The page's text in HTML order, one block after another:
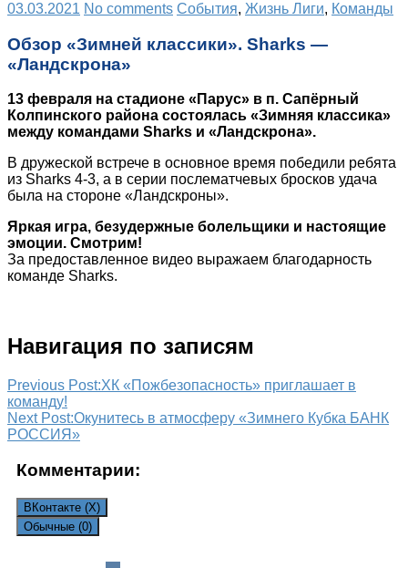
03.03.2021 No comments Cобытия, Жизнь Лиги, Команды
Обзор «Зимней классики». Sharks —
«Ландскрона»
13 февраля на стадионе «Парус» в п. Сапёрный
Колпинского района состоялась «Зимняя классика»
между командами Sharks и «Ландскрона».
В дружеской встрече в основное время победили ребята
из Sharks 4-3, а в серии послематчевых бросков удача
была на стороне «Ландскроны».
Яркая игра, безудержные болельщики и настоящие
эмоции. Смотрим!
За предоставленное видео выражаем благодарность
команде Sharks.
Навигация по записям
Previous Post:ХК «Пожбезопасность» приглашает в
команду!
Next Post:Окунитесь в атмосферу «Зимнего Кубка БАНК
РОССИЯ»
Комментарии:
ВКонтакте (X)
Обычные (0)